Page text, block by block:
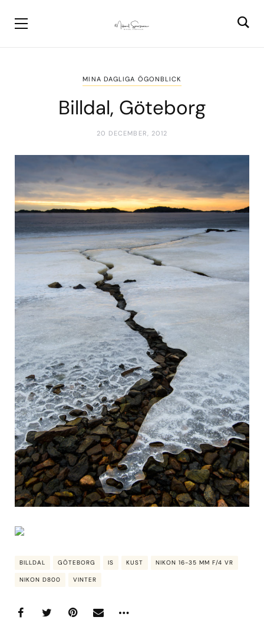
MINA DAGLIGA ÖGONBLICK
Billdal, Göteborg
20 DECEMBER, 2012
BILLDAL GÖTEBORG IS KUST NIKON 16-35 MM F/4 VR
NIKON D800 VINTER